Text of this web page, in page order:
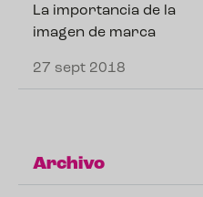
La importancia de la
imagen de marca
27 sept 2018
Archivo